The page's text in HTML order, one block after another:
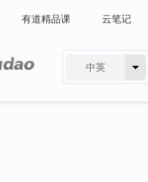
有道精品课 云笔记
中英